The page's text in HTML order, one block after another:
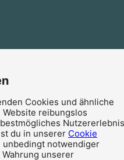
Cookies und ähnliche
reibungslos
Nutzererlebnis
du in unserer Cookie
unbedingt notwendiger
unserer